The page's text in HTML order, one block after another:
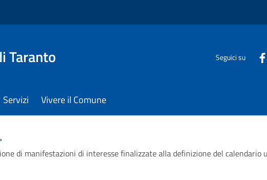
Taranto Seguici su
Servizi Vivere il Comune
di manifestazioni di interesse finalizzate alla definizione del